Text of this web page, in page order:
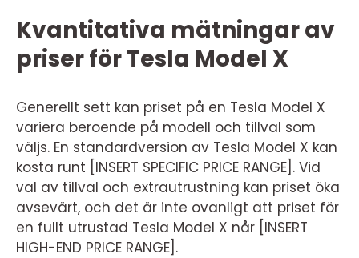
Kvantitativa mätningar av
priser för Tesla Model X
Generellt sett kan priset på en Tesla Model X
variera beroende på modell och tillval som
väljs. En standardversion av Tesla Model X kan
kosta runt [INSERT SPECIFIC PRICE RANGE]. Vid
val av tillval och extrautrustning kan priset öka
avsevärt, och det är inte ovanligt att priset för
en fullt utrustad Tesla Model X når [INSERT
HIGH-END PRICE RANGE].